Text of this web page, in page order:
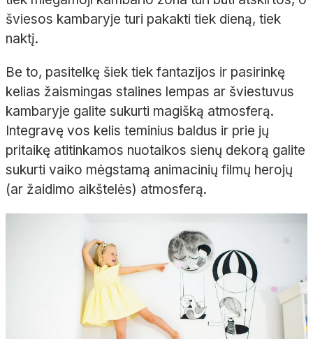
šviesos kambaryje turi pakakti tiek dieną, tiek
naktį.
Be to, pasitelkę šiek tiek fantazijos ir pasirinkę
kelias žaismingas stalines lempas ar šviestuvus
kambaryje galite sukurti magišką atmosferą.
Integravę vos kelis teminius baldus ir prie jų
pritaikę atitinkamos nuotaikos sienų dekorą galite
sukurti vaiko mėgstamą animacinių filmų herojų
(ar žaidimo aikštelės) atmosferą.